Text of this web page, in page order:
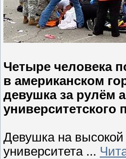
Четыре человека
в американском
девушка за рулём
университетского
Девушка на высокой
университета ...